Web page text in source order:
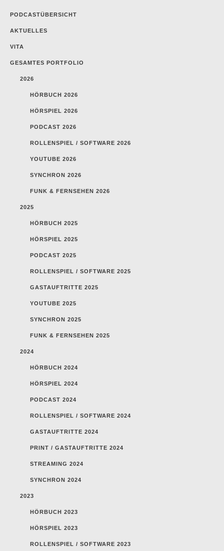
PODCASTÜBERSICHT
AKTUELLES
VITA
GESAMTES PORTFOLIO
2026
HÖRBUCH 2026
HÖRSPIEL 2026
PODCAST 2026
ROLLENSPIEL / SOFTWARE 2026
YOUTUBE 2026
SYNCHRON 2026
FUNK & FERNSEHEN 2026
2025
HÖRBUCH 2025
HÖRSPIEL 2025
PODCAST 2025
ROLLENSPIEL / SOFTWARE 2025
GASTAUFTRITTE 2025
YOUTUBE 2025
SYNCHRON 2025
FUNK & FERNSEHEN 2025
2024
HÖRBUCH 2024
HÖRSPIEL 2024
PODCAST 2024
ROLLENSPIEL / SOFTWARE 2024
GASTAUFTRITTE 2024
PRINT / GASTAUFTRITTE 2024
STREAMING 2024
SYNCHRON 2024
2023
HÖRBUCH 2023
HÖRSPIEL 2023
ROLLENSPIEL / SOFTWARE 2023